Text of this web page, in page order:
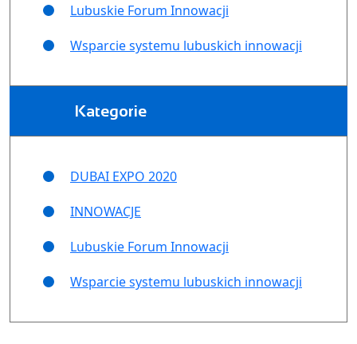
Lubuskie Forum Innowacji
Wsparcie systemu lubuskich innowacji
Kategorie
DUBAI EXPO 2020
INNOWACJE
Lubuskie Forum Innowacji
Wsparcie systemu lubuskich innowacji